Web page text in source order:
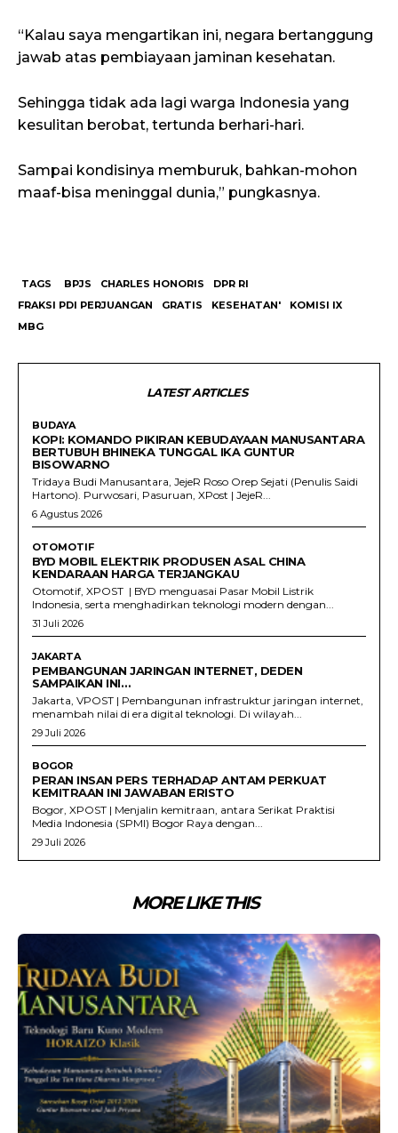
“Kalau saya mengartikan ini, negara bertanggung
jawab atas pembiayaan jaminan kesehatan.
Sehingga tidak ada lagi warga Indonesia yang
kesulitan berobat, tertunda berhari-hari.
Sampai kondisinya memburuk, bahkan-mohon
maaf-bisa meninggal dunia,” pungkasnya.
TAGS BPJS CHARLES HONORIS
DPR RI
FRAKSI PDI PERJUANGAN
GRATIS KESEHATAN'
KOMISI IX
MBG
LATEST ARTICLES
BUDAYA
KOPI: KOMANDO PIKIRAN KEBUDAYAAN MANUSANTARA
BERTUBUH BHINEKA TUNGGAL IKA GUNTUR
BISOWARNO
Tridaya Budi Manusantara, JejeR Roso Orep Sejati (Penulis Saidi
Hartono). Purwosari, Pasuruan, XPost | JejeR...
6 Agustus 2026
OTOMOTIF
BYD MOBIL ELEKTRIK PRODUSEN ASAL CHINA
KENDARAAN HARGA TERJANGKAU
Otomotif, XPOST | BYD menguasai Pasar Mobil Listrik
Indonesia, serta menghadirkan teknologi modern dengan...
31 Juli 2026
JAKARTA
PEMBANGUNAN JARINGAN INTERNET, DEDEN
SAMPAIKAN INI…
Jakarta, VPOST | Pembangunan infrastruktur jaringan internet,
menambah nilai di era digital teknologi. Di wilayah...
29 Juli 2026
BOGOR
PERAN INSAN PERS TERHADAP ANTAM PERKUAT
KEMITRAAN INI JAWABAN ERISTO
Bogor, XPOST | Menjalin kemitraan, antara Serikat Praktisi
Media Indonesia (SPMI) Bogor Raya dengan...
29 Juli 2026
MORE LIKE THIS